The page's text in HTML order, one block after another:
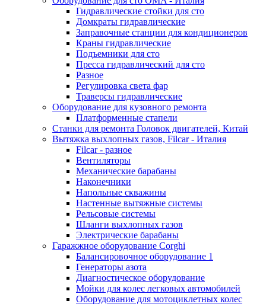
Гидравлические стойки для сто
Домкраты гидравлические
Заправочные станции для кондиционеров
Краны гидравлические
Подъемники для сто
Пресса гидравлический для сто
Разное
Регулировка света фар
Траверсы гидравлические
Оборудование для кузовного ремонта
Платформенные стапели
Станки для ремонта Головок двигателей, Китай
Вытяжка выхлопных газов, Filcar - Италия
Filcar - разное
Вентиляторы
Механические барабаны
Наконечники
Напольные скважины
Настенные вытяжные системы
Рельсовые системы
Шланги выхлопных газов
Электрические барабаны
Гаражжное оборудование Corghi
Балансировочное оборудование 1
Генераторы азота
Диагностическое оборудование
Мойки для колес легковых автомобилей
Оборудование для мотоциклетных колес